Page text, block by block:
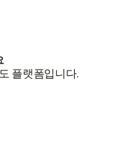
플랫폼입니다.